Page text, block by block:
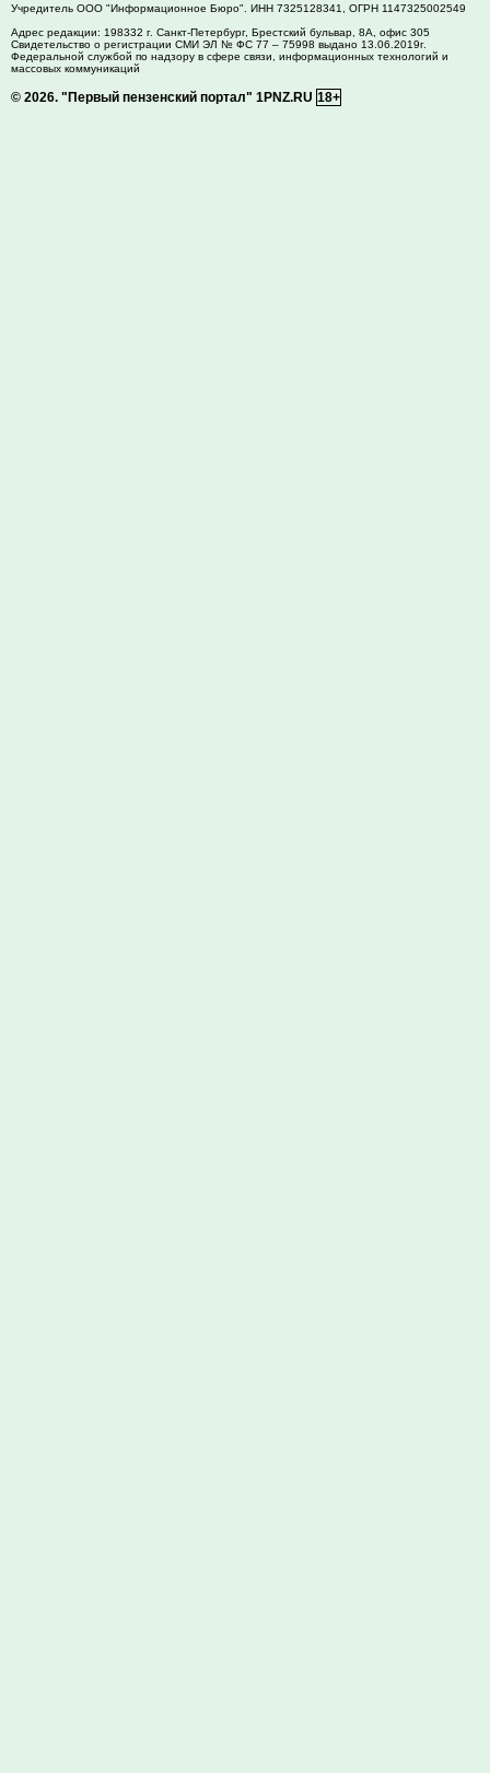
Учредитель ООО "Информационное Бюро". ИНН 7325128341, ОГРН 1147325002549
Адрес редакции: 198332 г. Санкт-Петербург, Брестский бульвар, 8А, офис 305
Свидетельство о регистрации СМИ ЭЛ № ФС 77 – 75998 выдано 13.06.2019г.
Федеральной службой по надзору в сфере связи, информационных технологий и
массовых коммуникаций
© 2026. "Первый пензенский портал" 1PNZ.RU 18+